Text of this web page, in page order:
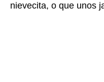
nievecita, o que unos